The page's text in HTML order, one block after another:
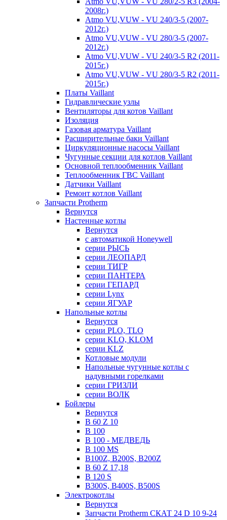
2008г.)
Atmo VU,VUW - VU 240/3-5 (2007-
2012г.)
Atmo VU,VUW - VU 280/3-5 (2007-
2012г.)
Atmo VU,VUW - VU 240/3-5 R2 (2011-
2015г.)
Atmo VU,VUW - VU 280/3-5 R2 (2011-
2015г.)
Платы Vaillant
Гидравлические узлы
Вентиляторы для котов Vaillant
Изоляция
Газовая арматура Vaillant
Расширительные баки Vaillant
Циркуляционные насосы Vaillant
Чугунные секции для котлов Vaillant
Основной теплообменник Vaillant
Теплообменник ГВС Vaillant
Датчики Vaillant
Ремонт котлов Vaillant
Запчасти Protherm
Вернутся
Настенные котлы
Вернутся
с автоматикой Honeywell
серии РЫСЬ
серии ЛЕОПАРД
серии ТИГР
серии ПАНТЕРА
серии ГЕПАРД
серии Lynx
серии ЯГУАР
Напольные котлы
Вернутся
серии PLO, TLO
серии KLO, KLOM
серии KLZ
Котловые модули
Напольные чугунные котлы с
надувными горелками
серии ГРИЗЛИ
серии ВОЛК
Бойлеры
Вернутся
B 60 Z 10
B 100
B 100 - МЕДВЕДЬ
B 100 MS
B100Z, B200S, B200Z
B 60 Z 17,18
B 120 S
B300S, B400S, B500S
Электрокотлы
Вернутся
Запчасти Protherm СКАТ 24 D 10 9-24